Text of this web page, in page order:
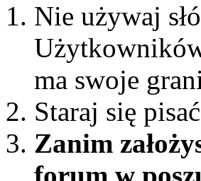
Nie używaj
ma swoje
Staraj się
Zanim